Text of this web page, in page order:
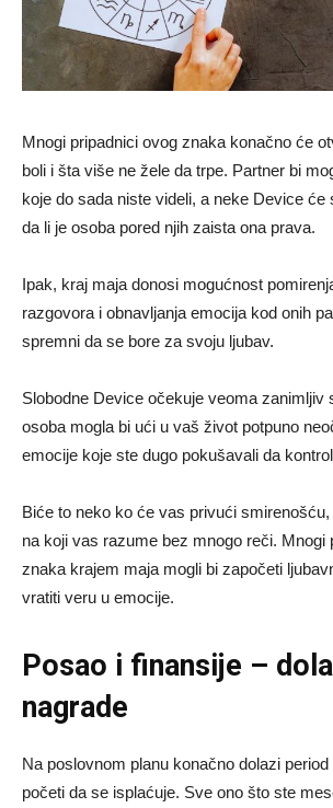
Mnogi pripadnici ovog znaka konačno će
boli i šta više ne žele da trpe. Partner bi
koje do sada niste videli, a neke Device će
da li je osoba pored njih zaista ona prava.
Ipak, kraj maja donosi mogućnost
razgovora i obnavljanja emocija kod onih
spremni da se bore za svoju ljubav.
Slobodne Device očekuje veoma zanimljiv
osoba mogla bi ući u vaš život potpuno
emocije koje ste dugo pokušavali da
Biće to neko ko će vas privući
na koji vas razume bez mnogo reči. Mnogi
znaka krajem maja mogli bi započeti
vratiti veru u emocije.
Posao i finansije –
nagrade
Na poslovnom planu konačno dolazi
početi da se isplaćuje. Sve ono što ste